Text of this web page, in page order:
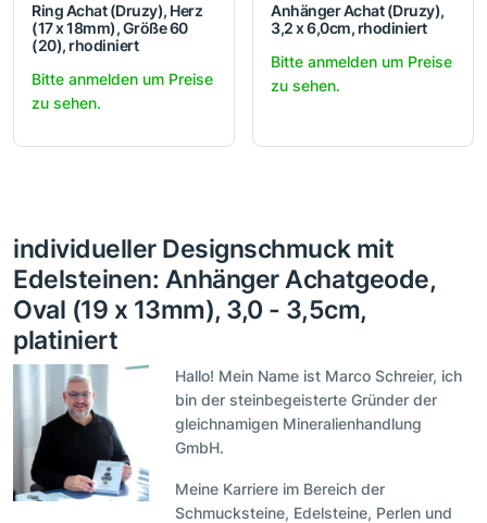
Ring Achat (Druzy), Herz
(17 x 18mm), Größe 60
(20), rhodiniert
Bitte anmelden um Preise
zu sehen.
Anhänger Achat (Druzy),
3,2 x 6,0cm, rhodiniert
Bitte anmelden um Preise
zu sehen.
individueller Designschmuck mit
Edelsteinen: Anhänger Achatgeode,
Oval (19 x 13mm), 3,0 - 3,5cm,
platiniert
Hallo! Mein Name ist Marco Schreier, ich
bin der steinbegeisterte Gründer der
gleichnamigen Mineralienhandlung
GmbH.
Meine Karriere im Bereich der
Schmucksteine, Edelsteine, Perlen und